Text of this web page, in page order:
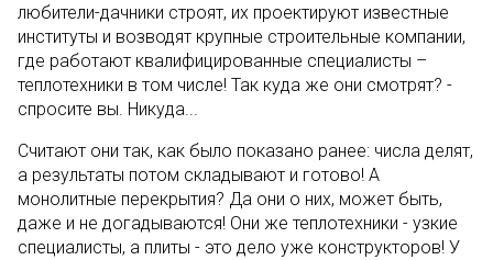
любители-дачники строят, их проектируют известные
институты и возводят крупные строительные компании,
где работают квалифицированные специалисты –
теплотехники в том числе! Так куда же они смотрят? -
спросите вы. Никуда...
Считают они так, как было показано ранее: числа делят,
а результаты потом складывают и готово! А
монолитные перекрытия? Да они о них, может быть,
даже и не догадываются! Они же теплотехники - узкие
специалисты, а плиты - это дело уже конструкторов! У